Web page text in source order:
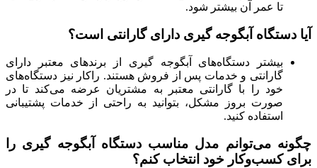
تا عمر آن بیشتر شود.
آیا دستگاه آبگوجه گیری دارای گارانتی است؟
بیشتر دستگاه‌های آبگوجه گیری از برندهای معتبر دارای
گارانتی و خدمات پس از فروش هستند. راکار نیز دستگاه‌های
خود را با گارانتی معتبر به مشتریان عرضه می‌کند تا در
صورت بروز مشکل، بتوانید به راحتی از خدمات پشتیبانی
استفاده کنید.
چگونه می‌توانم مدل مناسب دستگاه آبگوجه گیری را
برای کسب‌وکار خود انتخاب کنم؟